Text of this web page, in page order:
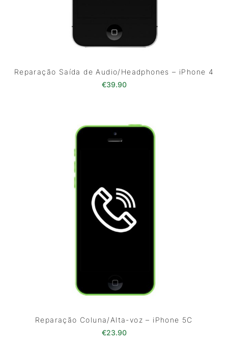
Reparação Saída de Audio/Headphones – iPhone 4
€39.90
Reparação Coluna/Alta-voz – iPhone 5C
€23.90